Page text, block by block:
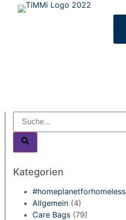
Kategorien
#homeplanetforhomeless
Allgemein (4)
Care Bags (79)